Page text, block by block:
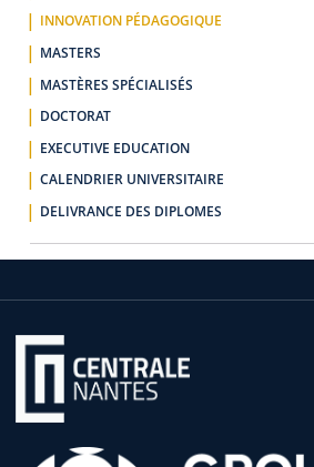
INNOVATION PÉDAGOGIQUE
MASTERS
MASTÈRES SPÉCIALISÉS
DOCTORAT
EXECUTIVE EDUCATION
CALENDRIER UNIVERSITAIRE
DELIVRANCE DES DIPLOMES